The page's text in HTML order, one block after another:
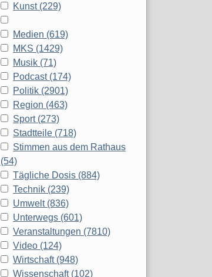
Kunst (229)
Medien (619)
MKS (1429)
Musik (71)
Podcast (174)
Politik (2901)
Region (463)
Sport (273)
Stadtteile (718)
Stimmen aus dem Rathaus
(54)
Tägliche Dosis (884)
Technik (239)
Umwelt (836)
Unterwegs (601)
Veranstaltungen (7810)
Video (124)
Wirtschaft (948)
Wissenschaft (102)